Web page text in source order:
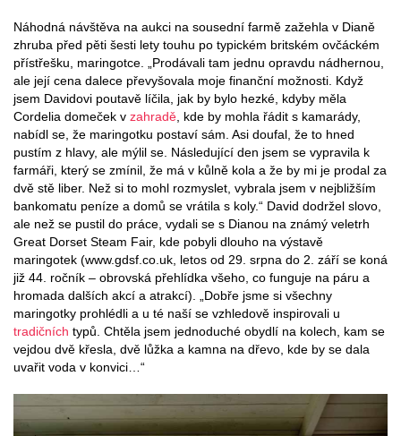
Náhodná návštěva na aukci na sousední farmě zažehla v Dianě
zhruba před pěti šesti lety touhu po typickém britském ovčáckém
přístřešku, maringotce. „Prodávali tam jednu opravdu nádhernou,
ale její cena dalece převyšovala moje finanční možnosti. Když
jsem Davidovi poutavě líčila, jak by bylo hezké, kdyby měla
Cordelia domeček v zahradě, kde by mohla řádit s kamarády,
nabídl se, že maringotku postaví sám. Asi doufal, že to hned
pustím z hlavy, ale mýlil se. Následující den jsem se vypravila k
farmáři, který se zmínil, že má v kůlně kola a že by mi je prodal za
dvě stě liber. Než si to mohl rozmyslet, vybrala jsem v nejbližším
bankomatu peníze a domů se vrátila s koly.“ David dodržel slovo,
ale než se pustil do práce, vydali se s Dianou na známý veletrh
Great Dorset Steam Fair, kde pobyli dlouho na výstavě
maringotek (www.gdsf.co.uk, letos od 29. srpna do 2. září se koná
již 44. ročník – obrovská přehlídka všeho, co funguje na páru a
hromada dalších akcí a atrakcí). „Dobře jsme si všechny
maringotky prohlédli a u té naší se vzhledově inspirovali u
tradičních typů. Chtěla jsem jednoduché obydlí na kolech, kam se
vejdou dvě křesla, dvě lůžka a kamna na dřevo, kde by se dala
uvařit voda v konvici…“